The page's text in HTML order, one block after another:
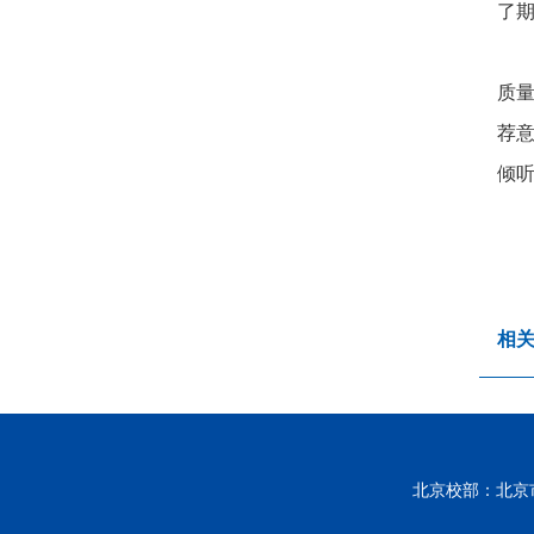
了
质
荐
倾
相
北京校部：北